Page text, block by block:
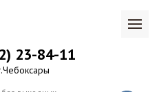
23-84-11